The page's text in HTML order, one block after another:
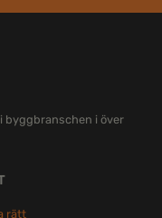
byggbranschen i över
rätt